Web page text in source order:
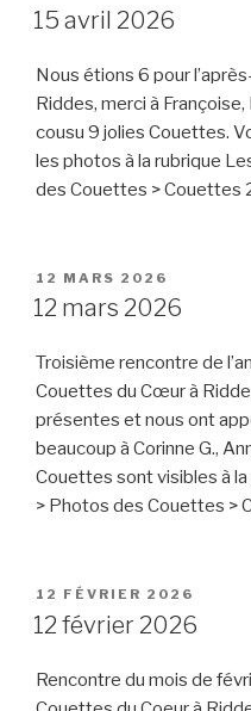
LE
15 avril 2026
Nous étions 6 pour
Riddes, merci à
cousu 9 jolies Couettes.
les photos à la rubrique
des Couettes > Couettes
PUBLIÉ
LE
12 MARS 2026
12 mars 2026
Troisième rencontre de
Couettes du Cœur à
présentes et nous ont
beaucoup à Corinne G.,
Couettes sont visibles à la
> Photos des Couettes >
PUBLIÉ
LE
12 FÉVRIER 2026
12 février 2026
Rencontre du mois de